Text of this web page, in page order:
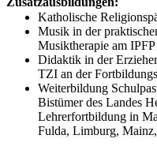
Katholische
Musik in der
Musiktherapie am IPFP
Didaktik in der
TZI an der
Weiterbildung
Bistümer des Landes
Lehrerfortbildung in
Fulda, Limburg,